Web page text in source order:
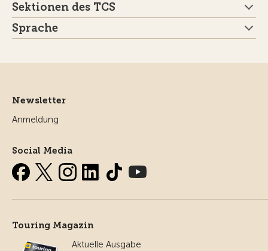
Sektionen des TCS
Sprache
Newsletter
Anmeldung
Social Media
Touring Magazin
Aktuelle Ausgabe